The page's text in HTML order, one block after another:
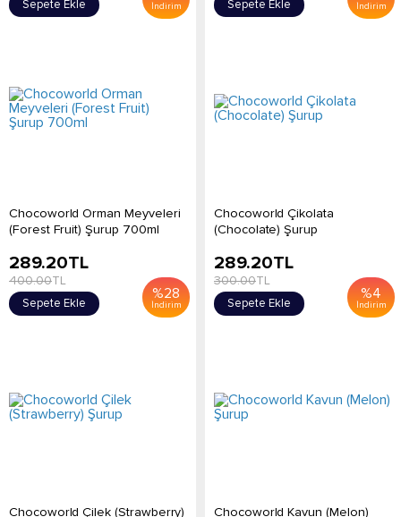
İndirim
Sepete Ekle İndirim
Sepete Ekle
Chocoworld Orman Meyveleri
(Forest Fruit) Şurup 700ml
%28
İndirim
289.20TL
400.00TL
Sepete Ekle
Chocoworld Çikolata
(Chocolate) Şurup
%4
İndirim
289.20TL
300.00TL
Sepete Ekle
Chocoworld Çilek (Strawberry)
Chocoworld Kavun (Melon)